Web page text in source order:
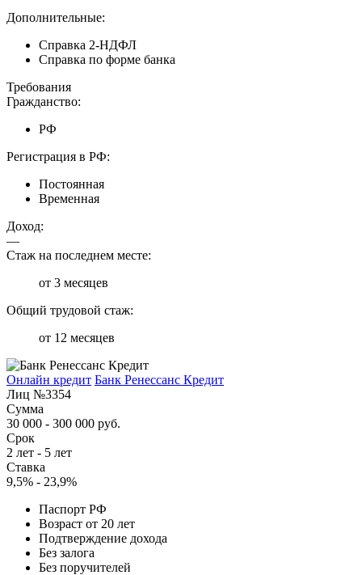
Дополнительные:
Справка 2-НДФЛ
Справка по форме банка
Требования
Гражданство:
РФ
Регистрация в РФ:
Постоянная
Временная
Доход:
—
Стаж на последнем месте:
от 3 месяцев
Общий трудовой стаж:
от 12 месяцев
Онлайн кредит Банк Ренессанс Кредит
Лиц №3354
Сумма
30 000 - 300 000 руб.
Срок
2 лет - 5 лет
Ставка
9,5% - 23,9%
Паспорт РФ
Возраст от 20 лет
Подтверждение дохода
Без залога
Без поручителей